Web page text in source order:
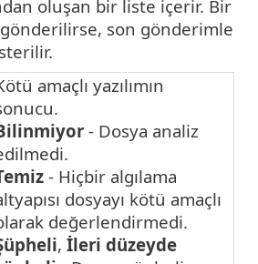
oluşan bir liste içerir. Bir
son gönderimle
amaçlı yazılımın
- Dosya analiz
- Hiçbir algılama
dosyayı kötü amaçlı
değerlendirmedi.
, İleri düzeyde